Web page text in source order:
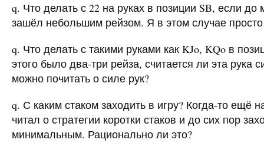
q. Что делать с 22 на руках в позиции SB, если до
зашёл небольшим рейзом. Я в этом случае
q. Что делать с такими руками как KJo, KQo в
этого было два-три рейза, считается ли эта рука
можно почитать о силе рук?
q. С каким стаком заходить в игру? Когда-то ещё
читал о стратегии коротки стаков и до сих пор
минимальным. Рационально ли это?